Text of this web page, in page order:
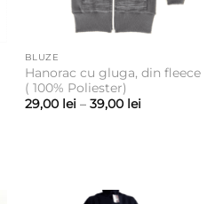
BLUZE
Hanorac cu gluga, din fleece
( 100% Poliester)
29,00 lei – 39,00 leiInterval